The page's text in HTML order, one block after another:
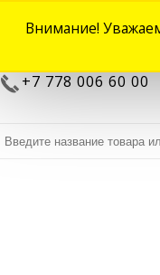
Договора Новости
+7 778 006 60 00
Внимание!